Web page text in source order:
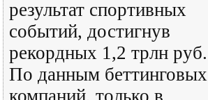
результат спортивных
событий, достигнув
рекордных 1,2 трлн руб.
По данным беттинговых
компаний, только в